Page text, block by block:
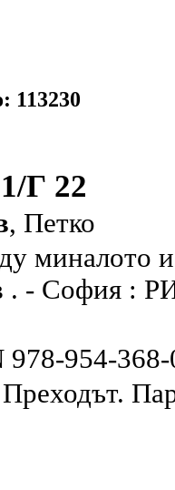
113230
Г 22
, Петко
миналото и
. - София :
954-368-